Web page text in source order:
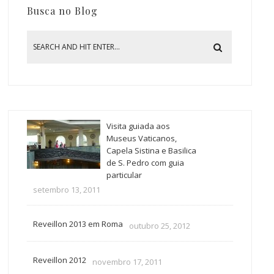
Busca no Blog
Visita guiada aos
Museus Vaticanos,
Capela Sistina e Basilica
de S. Pedro com guia
particular
setembro 13, 2011
Reveillon 2013 em Roma outubro 25, 2012
Reveillon 2012 novembro 17, 2011